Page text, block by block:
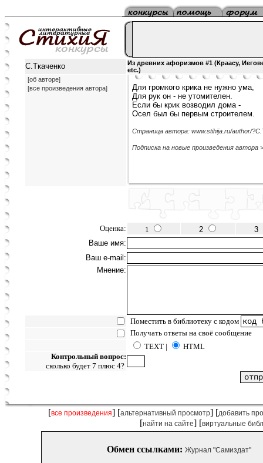
C.Tкаченко
Из древних афоризмов #1 (Краасу,
etc.)
[об авторе]
[все произведения автора]
Для громкого крика не нужно ума,
Для рук он - не утомителен.
Если бы крик возводил дома -
Осел был бы первым строителем.
Страница автора: www.stihija.ru/author/
Подписка на новые произведения автора
Оценка: 1 2
3
Ваше имя:
Ваш e-mail:
Мнение:
Поместить в библиотеку с кодом
Получать ответы на своё сообщение
TEXT |
HTML
Контрольный вопрос:
сколько будет 7 плюс 4?
[все произведения] [альтернативный просмотр] [добавить
[найти на сайте] [виртуальные
Обмен ссылками: Журнал "Самиздат"